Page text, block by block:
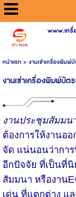
www.เค
หน้าแรก> งานเช่าเครื่องพิมพ์
งานเช่าเครื่องพิมพ์บัต
งานประชุมสัมมน
ต้องการให้งานอ
จัด แน่นอนว่ากา
อีกปัจจัย ที่เป็นที่
สัมมนา หรืองาน
เด่น ที่แตกต่าง แ